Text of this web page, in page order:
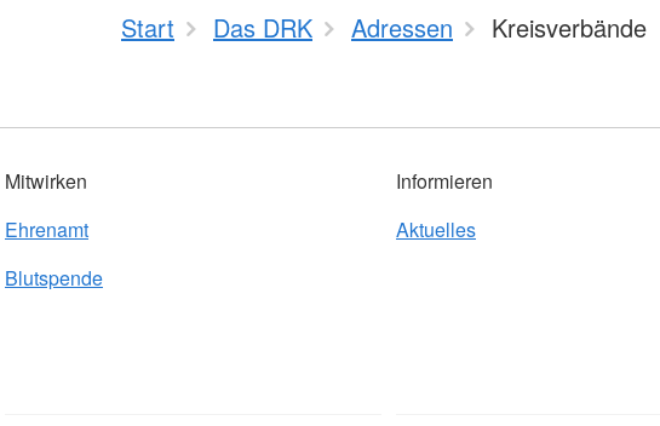
Start Das DRK Adressen Kreisverbände
Mitwirken
Ehrenamt
Blutspende
Informieren
Aktuelles